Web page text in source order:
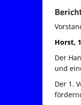
Horst,
Der
und
Der 1.